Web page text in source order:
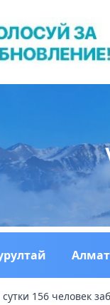
156 человек